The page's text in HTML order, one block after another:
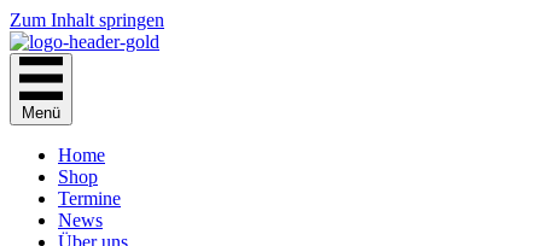
Zum Inhalt springen
Menü
Home
Shop
Termine
News
Über uns